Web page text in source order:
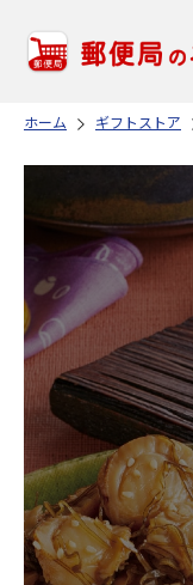
ホーム ギフトストア